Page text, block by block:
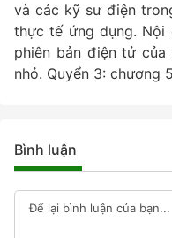
và các kỹ sư điện
thực tế ứng dụng. Nội
phiên bản điện tử
nhỏ. Quyển 3: chương
Bình luận